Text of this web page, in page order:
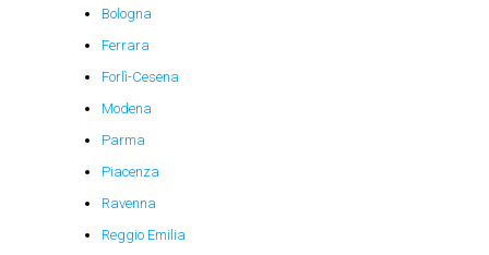
Bologna
Ferrara
Forlì-Cesena
Modena
Parma
Piacenza
Ravenna
Reggio Emilia